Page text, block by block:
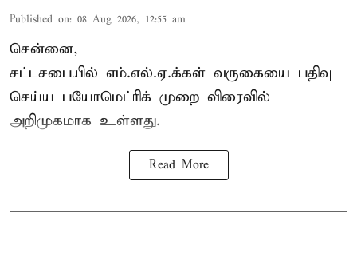
Published on: 08 Aug 2026, 12:55 am
சென்னை,
சட்டசபையில் எம்.எல்.ஏ.க்கள் வருகையை பதிவு
செய்ய பயோமெட்ரிக் முறை விரைவில்
அறிமுகமாக உள்ளது.
Read More